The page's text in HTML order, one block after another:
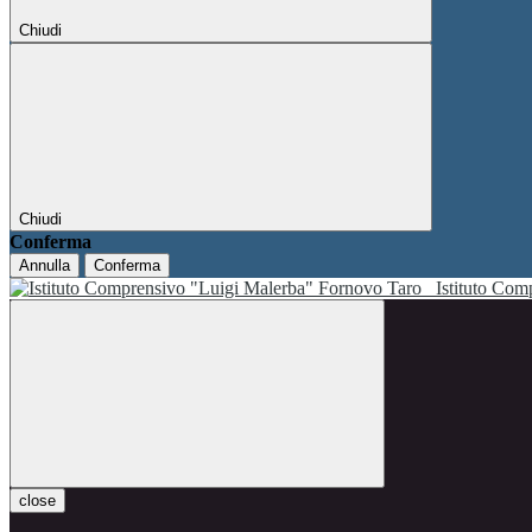
Chiudi
Chiudi
Conferma
Annulla Conferma
Istituto
close